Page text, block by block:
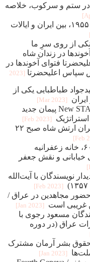
ستم و سرکوب، خلاصه
*عهدنامهِ مودتِ ۱۹۵۵، بین ایران و ایالات
از روی سرِ ما
در زندان شاه
فتوای آخوندها در
سپاس اعلیحضرتا
[2023
طباطبایی یکی از
[2023 Mar]
*نیو استارت New START پیمان جدید
[2023 Feb]
*نشست مهم سران ارتش شاه صبح ۲۲
*۱۹ بهمن سال ۶۰، خانه زعفرانیه
و نقش جعفر
نویسندگان با آیت‌الله
[2023 Feb]
مجاهدین در عراق /
غریبی است
[2023 Jan]
مسعود رجوی با
عراق (در دوره
حقوق بشر آرمان مشترک
[2023 Jan]